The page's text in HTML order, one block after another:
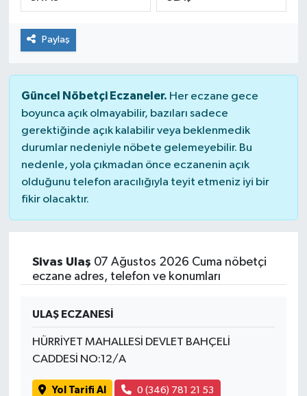
Paylaş
Güncel Nöbetçi Eczaneler. Her eczane gece
boyunca açık olmayabilir, bazıları sadece
gerektiğinde açık kalabilir veya beklenmedik
durumlar nedeniyle nöbete gelemeyebilir. Bu
nedenle, yola çıkmadan önce eczanenin açık
olduğunu telefon aracılığıyla teyit etmeniz iyi bir
fikir olacaktır.
Sivas Ulaş 07 Ağustos 2026 Cuma nöbetçi
eczane adres, telefon ve konumları
ULAŞ ECZANESİ
HÜRRİYET MAHALLESİ DEVLET BAHÇELİ
CADDESİ NO:12/A
Yol Tarifi Al 0 (346) 781 21 53